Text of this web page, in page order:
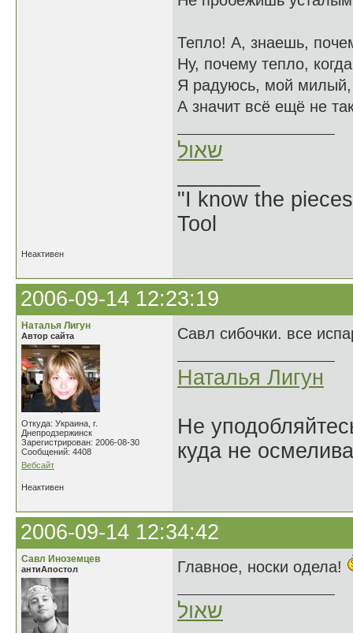
Тепло! А, знаешь,
Ну, почему тепло,
Я радуюсь, мой милый,
А значит всё ещё не
שאול
"I know the
Tool
Неактивен
2006-09-14 12:23:19
Наталья Лигун
Автор сайта
Откуда: Украина, г.
Днепродзержинск
Зарегистрирован: 2006-08-30
Сообщений: 4408
Вебсайт
Савл сибочки. все
Наталья Лигун
Не
куда не
Неактивен
2006-09-14 12:34:42
Савл Иноземцев
антиАпостол Главное, носки одела!
שאול